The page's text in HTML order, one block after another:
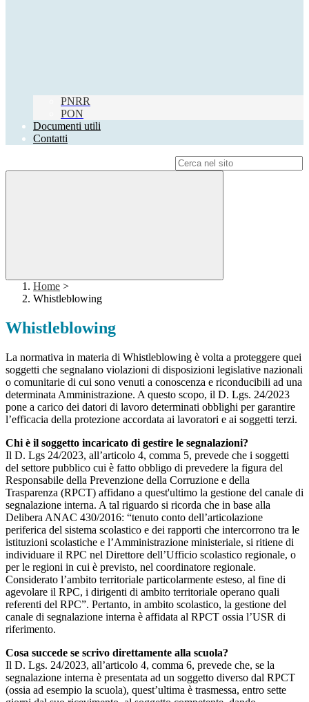
PNRR
PON
Documenti utili
Contatti
Home >
Whistleblowing
Whistleblowing
La normativa in materia di Whistleblowing è volta a proteggere quei
soggetti che segnalano violazioni di disposizioni legislative nazionali
o comunitarie di cui sono venuti a conoscenza e riconducibili ad una
determinata Amministrazione. A questo scopo, il D. Lgs. 24/2023
pone a carico dei datori di lavoro determinati obblighi per garantire
l’efficacia della protezione accordata ai lavoratori e ai soggetti terzi.
Chi è il soggetto incaricato di gestire le segnalazioni?
Il D. Lgs 24/2023, all’articolo 4, comma 5, prevede che i soggetti
del settore pubblico cui è fatto obbligo di prevedere la figura del
Responsabile della Prevenzione della Corruzione e della
Trasparenza (RPCT) affidano a quest'ultimo la gestione del canale di
segnalazione interna. A tal riguardo si ricorda che in base alla
Delibera ANAC 430/2016: “tenuto conto dell’articolazione
periferica del sistema scolastico e dei rapporti che intercorrono tra le
istituzioni scolastiche e l’Amministrazione ministeriale, si ritiene di
individuare il RPC nel Direttore dell’Ufficio scolastico regionale, o
per le regioni in cui è previsto, nel coordinatore regionale.
Considerato l’ambito territoriale particolarmente esteso, al fine di
agevolare il RPC, i dirigenti di ambito territoriale operano quali
referenti del RPC”. Pertanto, in ambito scolastico, la gestione del
canale di segnalazione interna è affidata al RPCT ossia l’USR di
riferimento.
Cosa succede se scrivo direttamente alla scuola?
Il D. Lgs. 24/2023, all’articolo 4, comma 6, prevede che, se la
segnalazione interna è presentata ad un soggetto diverso dal RPCT
(ossia ad esempio la scuola), quest’ultima è trasmessa, entro sette